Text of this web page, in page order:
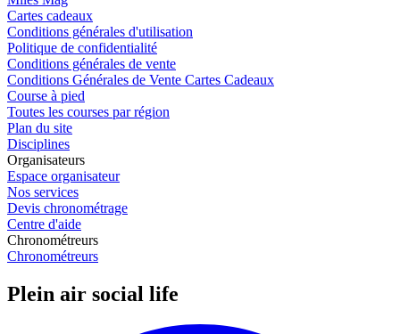
Cartes cadeaux
Conditions générales d'utilisation
Politique de confidentialité
Conditions générales de vente
Conditions Générales de Vente Cartes Cadeaux
Course à pied
Toutes les courses par région
Plan du site
Disciplines
Organisateurs
Espace organisateur
Nos services
Devis chronométrage
Centre d'aide
Chronométreurs
Chronométreurs
Plein air social life